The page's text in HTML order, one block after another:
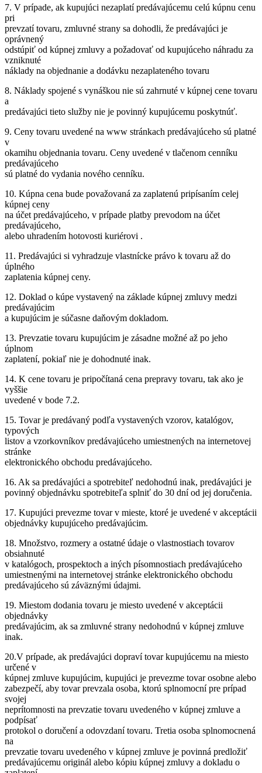
7. V prípade, ak kupujúci nezaplatí predávajúcemu celú kúpnu cenu
pri
prevzatí tovaru, zmluvné strany sa dohodli, že predávajúci je
oprávnený
odstúpiť od kúpnej zmluvy a požadovať od kupujúceho náhradu za
vzniknuté
náklady na objednanie a dodávku nezaplateného tovaru
8. Náklady spojené s vynáškou nie sú zahrnuté v kúpnej cene tovaru
a
predávajúci tieto služby nie je povinný kupujúcemu poskytnúť.
9. Ceny tovaru uvedené na www stránkach predávajúceho sú platné
v
okamihu objednania tovaru. Ceny uvedené v tlačenom cenníku
predávajúceho
sú platné do vydania nového cenníku.
10. Kúpna cena bude považovaná za zaplatenú pripísaním celej
kúpnej ceny
na účet predávajúceho, v prípade platby prevodom na účet
predávajúceho,
alebo uhradením hotovosti kuriérovi .
11. Predávajúci si vyhradzuje vlastnícke právo k tovaru až do
úplného
zaplatenia kúpnej ceny.
12. Doklad o kúpe vystavený na základe kúpnej zmluvy medzi
predávajúcim
a kupujúcim je súčasne daňovým dokladom.
13. Prevzatie tovaru kupujúcim je zásadne možné až po jeho
úplnom
zaplatení, pokiaľ nie je dohodnuté inak.
14. K cene tovaru je pripočítaná cena prepravy tovaru, tak ako je
vyššie
uvedené v bode 7.2.
15. Tovar je predávaný podľa vystavených vzorov, katalógov,
typových
listov a vzorkovníkov predávajúceho umiestnených na internetovej
stránke
elektronického obchodu predávajúceho.
16. Ak sa predávajúci a spotrebiteľ nedohodnú inak, predávajúci je
povinný objednávku spotrebiteľa splniť do 30 dní od jej doručenia.
17. Kupujúci prevezme tovar v mieste, ktoré je uvedené v akceptácii
objednávky kupujúceho predávajúcim.
18. Množstvo, rozmery a ostatné údaje o vlastnostiach tovarov
obsiahnuté
v katalógoch, prospektoch a iných písomnostiach predávajúceho
umiestnenými na internetovej stránke elektronického obchodu
predávajúceho sú záväznými údajmi.
19. Miestom dodania tovaru je miesto uvedené v akceptácii
objednávky
predávajúcim, ak sa zmluvné strany nedohodnú v kúpnej zmluve
inak.
20.V prípade, ak predávajúci dopraví tovar kupujúcemu na miesto
určené v
kúpnej zmluve kupujúcim, kupujúci je prevezme tovar osobne alebo
zabezpečí, aby tovar prevzala osoba, ktorú splnomocní pre prípad
svojej
neprítomnosti na prevzatie tovaru uvedeného v kúpnej zmluve a
podpísať
protokol o doručení a odovzdaní tovaru. Tretia osoba splnomocnená
na
prevzatie tovaru uvedeného v kúpnej zmluve je povinná predložiť
predávajúcemu originál alebo kópiu kúpnej zmluvy a dokladu o